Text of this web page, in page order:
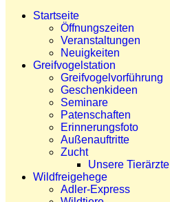
Startseite
Öffnungszeiten
Veranstaltungen
Neuigkeiten
Greifvogelstation
Greifvogelvorführung
Geschenkideen
Seminare
Patenschaften
Erinnerungsfoto
Außenauftritte
Zucht
Unsere Tierärzte
Wildfreigehege
Adler-Express